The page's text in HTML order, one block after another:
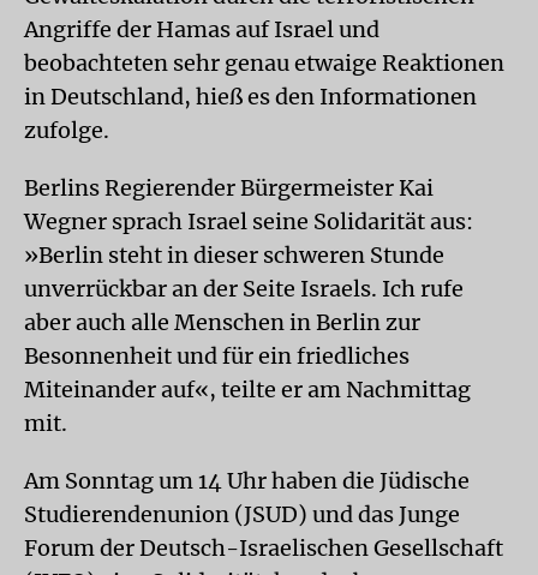
Angriffe der Hamas auf Israel und
beobachteten sehr genau etwaige Reaktionen
in Deutschland, hieß es den Informationen
zufolge.
Berlins Regierender Bürgermeister Kai
Wegner sprach Israel seine Solidarität aus:
»Berlin steht in dieser schweren Stunde
unverrückbar an der Seite Israels. Ich rufe
aber auch alle Menschen in Berlin zur
Besonnenheit und für ein friedliches
Miteinander auf«, teilte er am Nachmittag
mit.
Am Sonntag um 14 Uhr haben die Jüdische
Studierendenunion (JSUD) und das Junge
Forum der Deutsch-Israelischen Gesellschaft